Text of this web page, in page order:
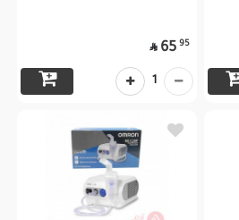
95
65

1